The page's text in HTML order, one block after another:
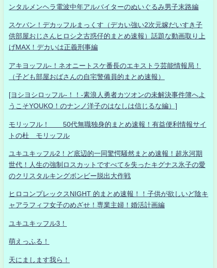
ンタルメンヘラ電波中年アルバイターのぬいぐるみ男子末路編
スケバン！デカッフルまっくす（デカい強い2次元嫁だいすき子
供部屋おじさんヒロシ之古惑仔的まとめ速報）話題な動画取り上
げMAX！デカいは正義刑事編
アキヨッフル-！ネオニートスケ番長のエキストラ芸能情報局！
（子ども部屋おばさんの自宅警備員的まとめ速報）
[ヨシヨシロッフル-！！-素浪人勇者カツオンの未解決事件簿へよ
うこそYOUKO！のナンノ洋子のはなしは信じるな編）]
モリッフル！ 50代無職独身的まとめ速報！有益便利情報サイ
トの杜 モリッフル
ユキユキッフル2！ど底辺的一同驚愕騒然まとめ速報！超氷河期
世代！人生の強制ロスカットですべてを失ったキグナス氷子の愛
のクリスタルキングボンビー脱出大作戦
ヒロコンプレックスNIGHT 的まとめ速報！！子供が欲しいど陰キ
ャアラフィフ女子のめざせ！専業主婦！婚活計画編
ユキユキッフル3！
萌えっふる！
天にまします我ら！